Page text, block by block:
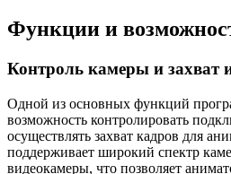
Функции и
Контроль камеры и захват
Одной из основных функций
возможность контролировать
осуществлять захват кадров для
поддерживает широкий спектр
видеокамеры, что позволяет